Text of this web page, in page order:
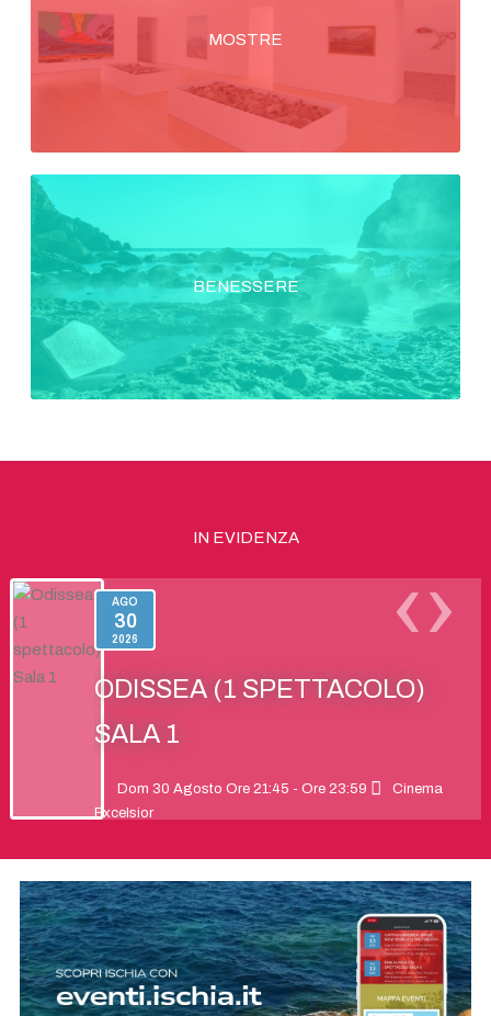
MOSTRE
BENESSERE
IN EVIDENZA
AGO
30
2026
ODISSEA (1 SPETTACOLO)
SALA 1
Dom 30 Agosto Ore 21:45 - Ore 23:59
Cinema
Excelsior
suo destino.
‹›